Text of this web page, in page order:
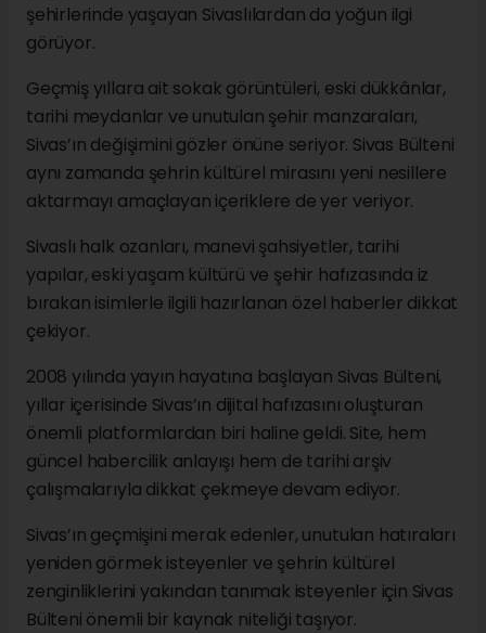
şehirlerinde yaşayan Sivaslılardan da yoğun ilgi
görüyor.
Geçmiş yıllara ait sokak görüntüleri, eski dükkânlar,
tarihi meydanlar ve unutulan şehir manzaraları,
Sivas’ın değişimini gözler önüne seriyor. Sivas Bülteni
aynı zamanda şehrin kültürel mirasını yeni nesillere
aktarmayı amaçlayan içeriklere de yer veriyor.
Sivaslı halk ozanları, manevi şahsiyetler, tarihi
yapılar, eski yaşam kültürü ve şehir hafızasında iz
bırakan isimlerle ilgili hazırlanan özel haberler dikkat
çekiyor.
2008 yılında yayın hayatına başlayan Sivas Bülteni,
yıllar içerisinde Sivas’ın dijital hafızasını oluşturan
önemli platformlardan biri haline geldi. Site, hem
güncel habercilik anlayışı hem de tarihi arşiv
çalışmalarıyla dikkat çekmeye devam ediyor.
Sivas’ın geçmişini merak edenler, unutulan hatıraları
yeniden görmek isteyenler ve şehrin kültürel
zenginliklerini yakından tanımak isteyenler için Sivas
Bülteni önemli bir kaynak niteliği taşıyor.